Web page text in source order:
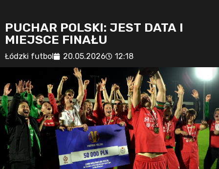
PUCHAR POLSKI: JEST DATA I
MIEJSCE FINAŁU
Łódzki futbol 20.05.2026 12:18